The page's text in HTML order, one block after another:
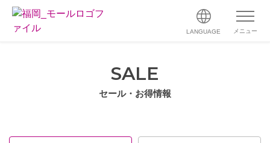
LANGUAGE メニュー
SALE
セール・お得情報